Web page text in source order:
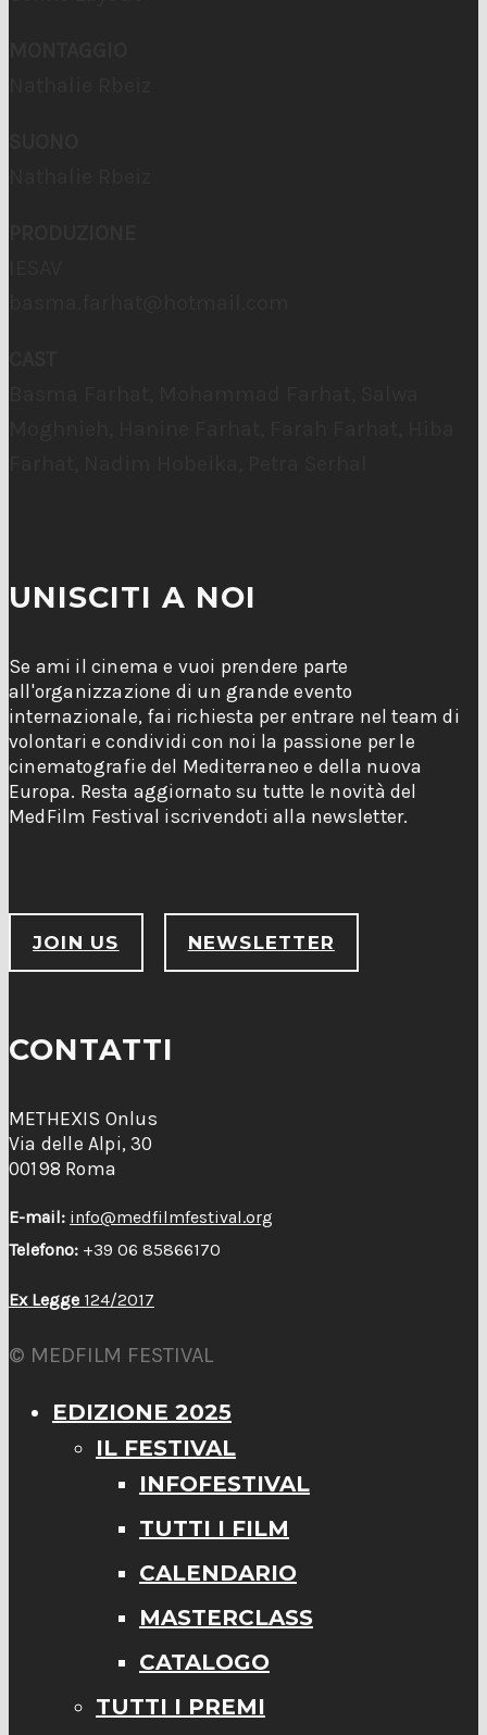
UNISCITI A NOI
Se ami il cinema e vuoi prendere parte
all'organizzazione di un grande evento
internazionale, fai richiesta per entrare nel team di
volontari e condividi con noi la passione per le
cinematografie del Mediterraneo e della nuova
Europa. Resta aggiornato su tutte le novità del
MedFilm Festival iscrivendoti alla newsletter.
JOIN US NEWSLETTER
CONTATTI
METHEXIS Onlus
Via delle Alpi, 30
00198 Roma
E-mail: info@medfilmfestival.org
Telefono: +39 06 85866170
Ex Legge 124/2017
© MEDFILM FESTIVAL
EDIZIONE 2025
IL FESTIVAL
INFOFESTIVAL
TUTTI I FILM
CALENDARIO
MASTERCLASS
CATALOGO
TUTTI I PREMI